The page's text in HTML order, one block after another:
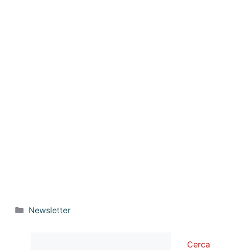
Categorie
Newsletter
Cerca